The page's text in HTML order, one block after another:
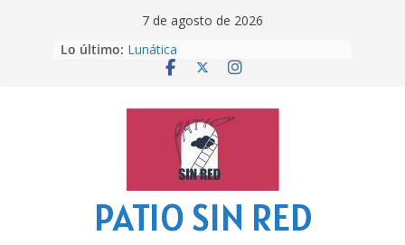
7 de agosto de 2026
Lo último: Lunática
Pero, hasta entonces…
‘La broma infinita’ de recomendar
lecturas veraniegas
Otra del Mundial
PATIO SIN RED